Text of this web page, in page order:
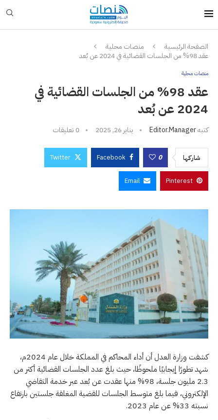
الصفحة الرئيسية
منصات محلية
عقد 98% من الجلسات القضائية في 2024 عن بُعد
منصات محلية
عقد 98% من الجلسات القضائية في
2024 عن بُعد
كتبهEditor.manager يناير 26, 2025 0 تعليقات
شاركها 0
Facebook
Twitter
Pinterest
Email
كشفت وزارة العدل أن أداء المحاكم في المملكة خلال عام 2024م،
شهد تطورًا إيجابيًا ملحوظًا، حيث بلغ عدد الجلسات القضائية أكثر من
2.3 مليون جلسة، 98% منها عقدت عن بُعد عبر خدمة التقاضي
الإلكتروني، فيما بلغ متوسط الجلسات للقضية المغلقة جلستين بارتفاع
نسبته 33% عن عام 2023.